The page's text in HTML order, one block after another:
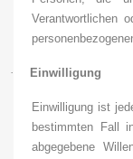
Verantwortlichen
· Einwilligung
Einwilligung ist
bestimmten Fall
abgegebene